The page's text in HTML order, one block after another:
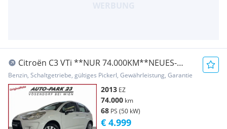
Citroën C3 VTi **NUR 74.000KM**NEUES-
PICKERL8/2027*MOD2014
Benzin, Schaltgetriebe, gültiges Pickerl, Gewährleistung, Garantie
2013 EZ
74.000 km
68 PS (50 kW)
€ 4.999